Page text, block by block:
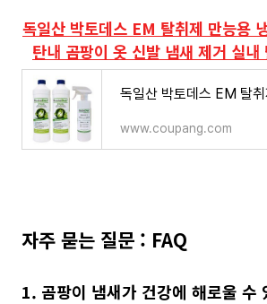
독일산 박토데스 EM 탈취제 만능용
탄내 곰팡이 옷 신발 냄새 제거 실
www.coupang.com
자주 묻는 질문 : FAQ
1. 곰팡이 냄새가 건강에 해로울 수